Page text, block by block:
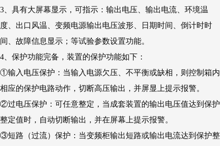
3、具有大屏幕显示，可指示：输出电压、输出电流、环境温
度、出口风温、变频电源输出电压波形、日期时间、倒计时时
间、故障信息显示；等试验参数设置功能。
4、保护功能完备，装置的保护功能如下：
①输入电压保护：当输入电源欠压、不平衡或缺相，则控制箱内
相应的保护电路动作，切断高压输出，并屏显上提示报警。
②过电压保护：可任意整定，当成套装置的输出电压值达到保护
整定值时，自动切断输出，并在屏幕上提示报警。
③短路（过流）保护：当变频柜输出短路或输出电流达到保护整